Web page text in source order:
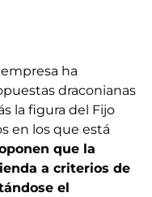
ha
draconianas
la figura del Fijo
en los que está
que la
a criterios de
el